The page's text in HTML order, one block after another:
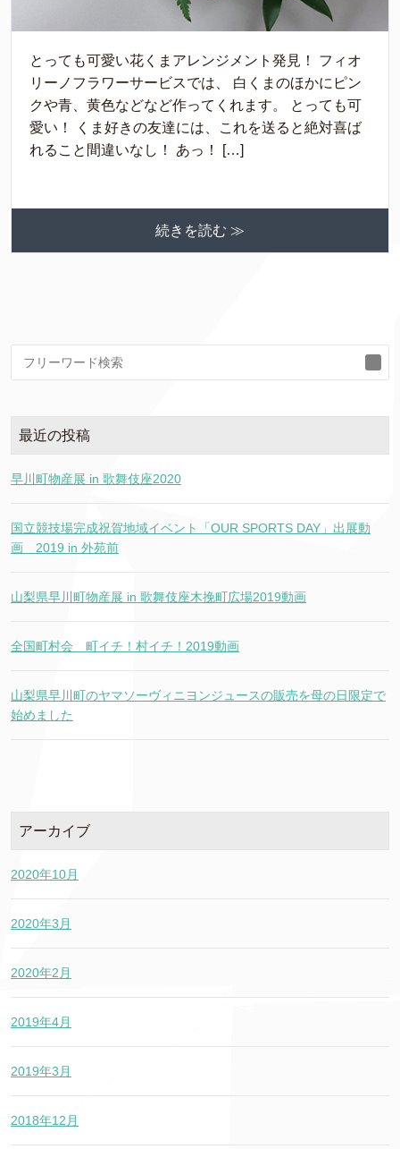
とっても可愛い花くまアレンジメント発見！ フィオ
リーノフラワーサービスでは、 白くまのほかにピン
クや青、黄色などなど作ってくれます。 とっても可
愛い！ くま好きの友達には、これを送ると絶対喜ば
れること間違いなし！ あっ！ […]
続きを読む ≫
最近の投稿
早川町物産展 in 歌舞伎座2020
国立競技場完成祝賀地域イベント「OUR SPORTS DAY」出展動
画 2019 in 外苑前
山梨県早川町物産展 in 歌舞伎座木挽町広場2019動画
全国町村会 町イチ！村イチ！2019動画
山梨県早川町のヤマソーヴィニヨンジュースの販売を母の日限定で
始めました
アーカイブ
2020年10月
2020年3月
2020年2月
2019年4月
2019年3月
2018年12月